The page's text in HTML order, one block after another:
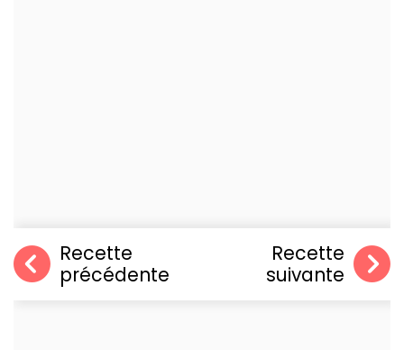
Recette
précédente
Recette
suivante